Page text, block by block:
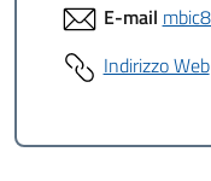
E-mail
Indirizzo Web